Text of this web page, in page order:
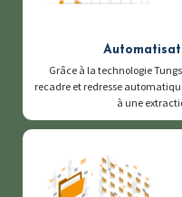
Grâce à la technologie
recadre et redresse
à une